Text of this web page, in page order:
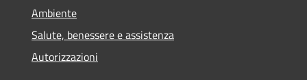
Ambiente
Salute, benessere e assistenza
Autorizzazioni